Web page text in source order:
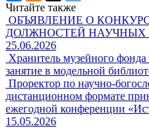
Читайте также
ОБЪЯВЛЕНИЕ О
ДОЛЖНОСТЕЙ НАУЧНЫХ
25.06.2026
Хранитель музейного
занятие в модельной
Проректор по научно-
дистанционном формате
ежегодной конференции
15.05.2026